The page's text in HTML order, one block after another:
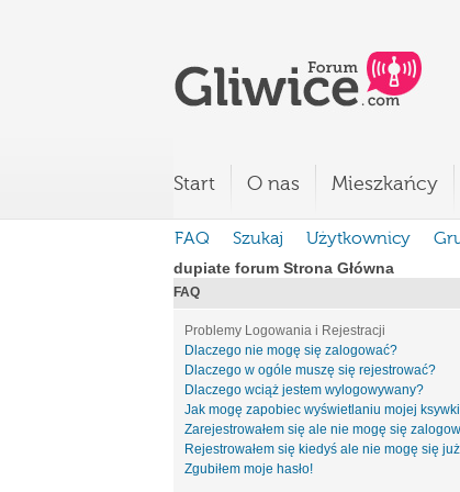
Start O nas Mieszkańcy
FAQ Szukaj Użytkownicy
dupiate forum Strona Główna
FAQ
Problemy Logowania i Rejestracji
Dlaczego nie mogę się zalogować?
Dlaczego w ogóle muszę się rejestrować?
Dlaczego wciąż jestem wylogowywany?
Jak mogę zapobiec wyświetlaniu mojej
Zarejestrowałem się ale nie mogę się
Rejestrowałem się kiedyś ale nie mogę się
Zgubiłem moje hasło!